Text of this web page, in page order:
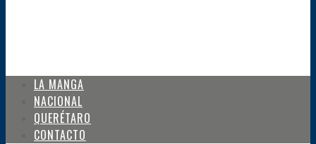
LA MANGA
NACIONAL
QUERÉTARO
CONTACTO